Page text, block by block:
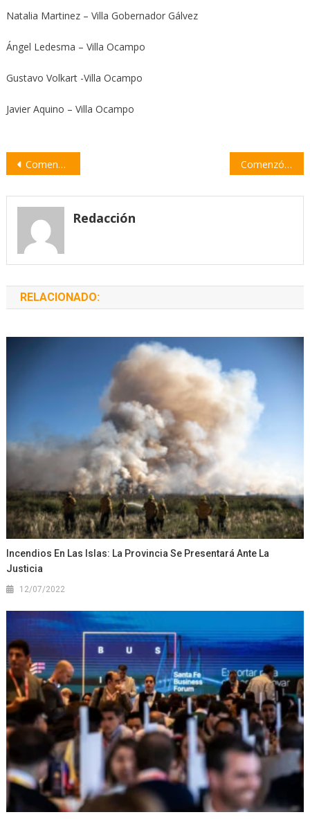
Natalia Martinez – Villa Gobernador Gálvez
Ángel Ledesma – Villa Ocampo
Gustavo Volkart -Villa Ocampo
Javier Aquino – Villa Ocampo
Navegación
entradas
Comenzó la inscripción para los Juegos Santafesinos para Personas Mayores Comenzó una nueva edición de la Hackatón ArcelorMittal Acindar
Redacción
RELACIONADO:
Incendios En Las Islas: La Provincia Se Presentará Ante La
Justicia
12/07/2022